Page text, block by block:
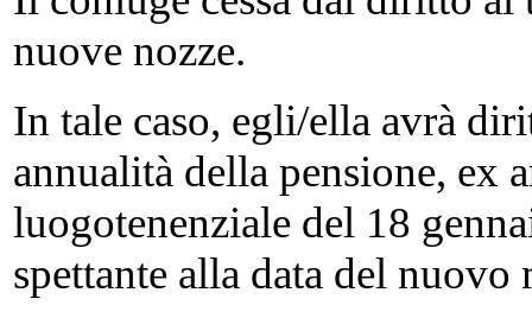
nuove nozze.
In tale caso, egli/ella avrà
annualità della pensione, ex
luogotenenziale del 18
spettante alla data del